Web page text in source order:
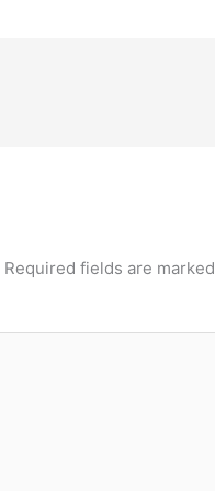
Required fields are marked